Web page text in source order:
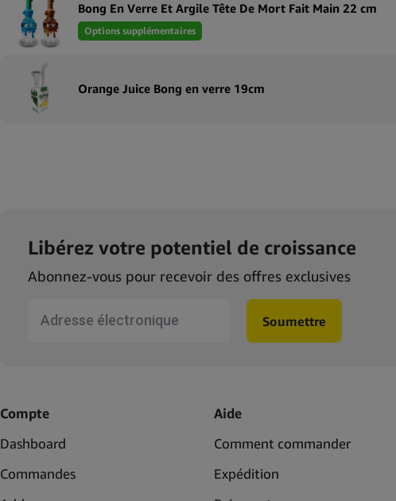
Bong En Verre Et Argile Tête De Mort Fait Main 22 cm
Options supplémentaires
Orange Juice Bong en verre 19cm
Libérez votre potentiel de croissance
Abonnez-vous pour recevoir des offres exclusives
Soumettre
Compte
Dashboard
Commandes
Aide
Comment commander
Expédition